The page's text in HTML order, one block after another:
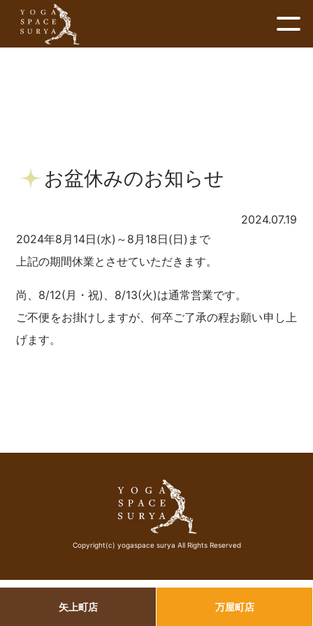
お盆休みのお知らせ
2024.07.19
2024年8月14日(水)～8月18日(日)まで
上記の期間休業とさせていただきます。
尚、8/12(月・祝)、8/13(火)は通常営業です。
ご不便をお掛けしますが、何卒ご了承の程お願い申し上
げます。
Copyright(c) yogaspace surya All Rights Reserved
矢上町店 万屋町店